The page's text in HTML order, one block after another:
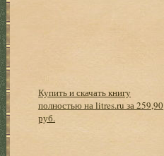
Купить и скачать книгу
полностью на litres.ru за 259,90
руб.